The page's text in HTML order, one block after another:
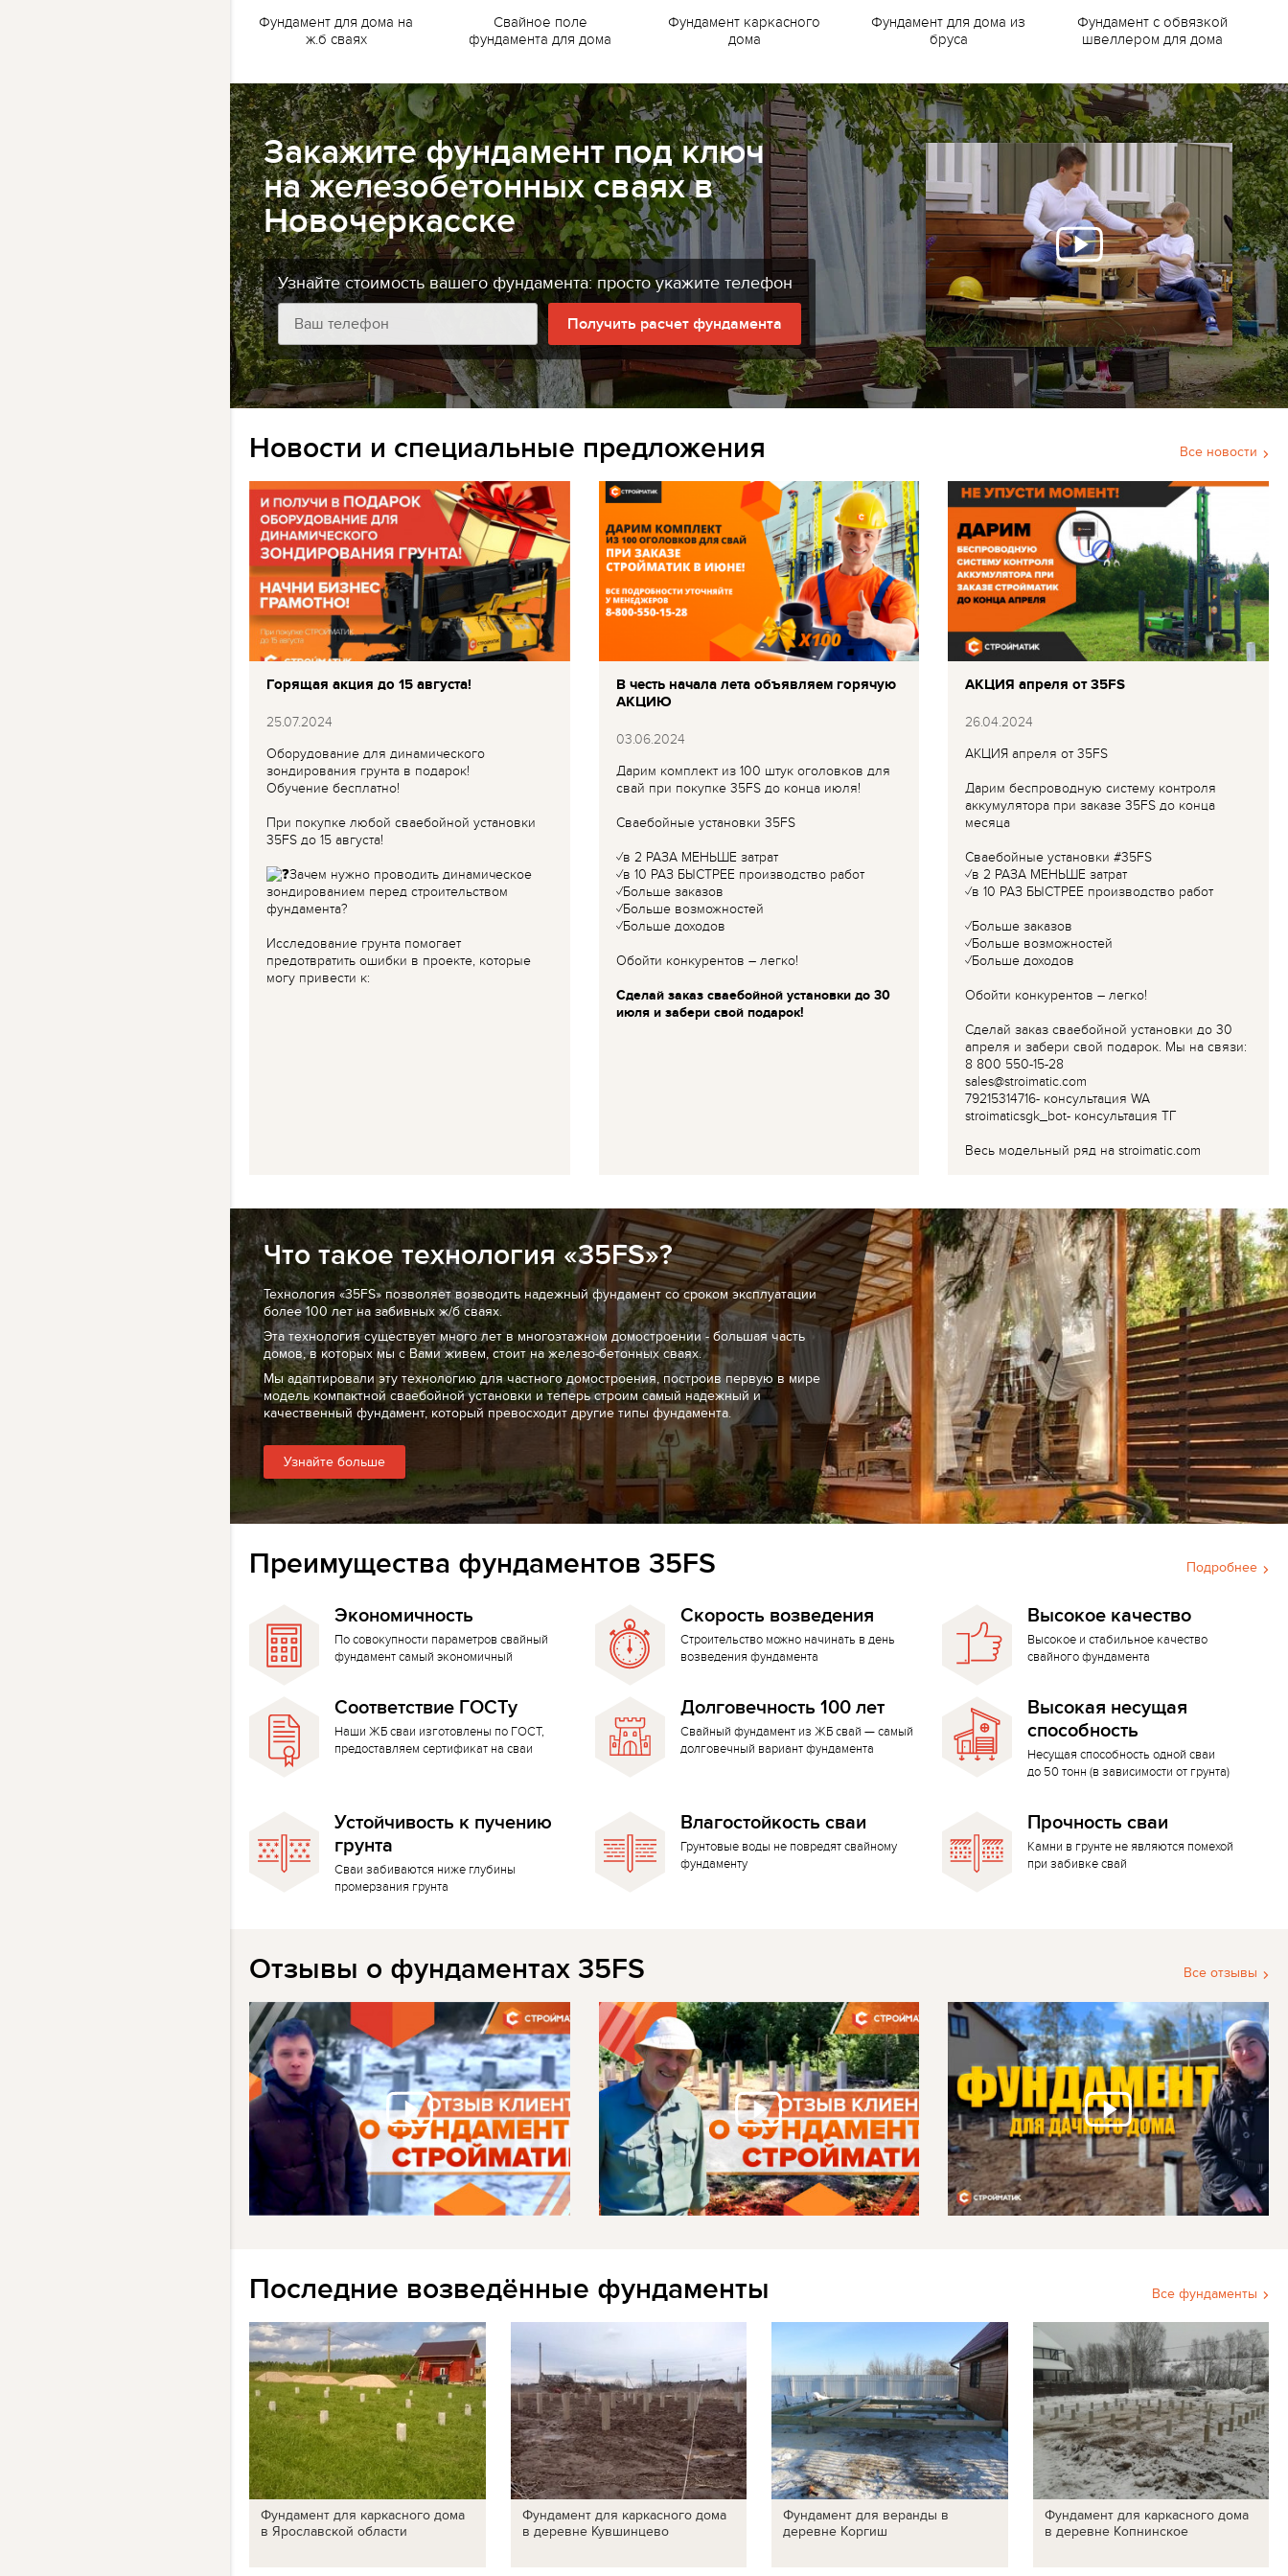
Фундамент для дома на
ж.б сваях
Свайное поле
фундамента для дома
Фундамент каркасного
дома
Фундамент для дома из
бруса
Фундамент с обвязкой
швеллером для дома
Закажите фундамент под ключ
на железобетонных сваях в
Новочеркасске
Узнайте стоимость вашего фундамента: просто укажите телефон
Получить расчет фундамента
Все новости
Новости и специальные предложения
Горящая акция до 15 августа!
25.07.2024
Оборудование для динамического
зондирования грунта в подарок!
Обучение бесплатно!
При покупке любой сваебойной установки
35FS до 15 августа!
Зачем нужно проводить динамическое
зондированием перед строительством
фундамента?
Исследование грунта помогает
предотвратить ошибки в проекте, которые
могу привести к:
В честь начала лета объявляем горячую
АКЦИЮ
03.06.2024
Дарим комплект из 100 штук оголовков для
свай при покупке 35FS до конца июля!
Сваебойные установки 35FS
✓в 2 РАЗА МЕНЬШЕ затрат
✓в 10 РАЗ БЫСТРЕЕ производство работ
✓Больше заказов
✓Больше возможностей
✓Больше доходов
Обойти конкурентов – легко!
Сделай заказ сваебойной установки до 30
июля и забери свой подарок!
АКЦИЯ апреля от 35FS
26.04.2024
АКЦИЯ апреля от 35FS
Дарим беспроводную систему контроля
аккумулятора при заказе 35FS до конца
месяца
Сваебойные установки #35FS
✓в 2 РАЗА МЕНЬШЕ затрат
✓в 10 РАЗ БЫСТРЕЕ производство работ
✓Больше заказов
✓Больше возможностей
✓Больше доходов
Обойти конкурентов – легко!
Сделай заказ сваебойной установки до 30
апреля и забери свой подарок. Мы на связи:
8 800 550-15-28
sales@stroimatic.com
79215314716- консультация WA
stroimaticsgk_bot- консультация ТГ
Весь модельный ряд на stroimatic.com
Что такое технология «35FS»?
Технология «35FS» позволяет возводить надежный фундамент со сроком эксплуатации
более 100 лет на забивных ж/б сваях.
Эта технология существует много лет в многоэтажном домостроении - большая часть
домов, в которых мы с Вами живем, стоит на железо-бетонных сваях.
Мы адаптировали эту технологию для частного домостроения, построив первую в мире
модель компактной сваебойной установки и теперь строим самый надежный и
качественный фундамент, который превосходит другие типы фундамента.
Узнайте больше
Подробнее
Преимущества фундаментов 35FS
Экономичность
По совокупности параметров свайный
фундамент самый экономичный
Скорость возведения
Строительство можно начинать в день
возведения фундамента
Высокое качество
Высокое и стабильное качество
свайного фундамента
Соответствие ГОСТу
Наши ЖБ сваи изготовлены по ГОСТ,
предоставляем сертификат на сваи
Долговечность 100 лет
Свайный фундамент из ЖБ свай — самый
долговечный вариант фундамента
Высокая несущая
способность
Несущая способность одной сваи
до 50 тонн (в зависимости от грунта)
Устойчивость к пучению
грунта
Сваи забиваются ниже глубины
промерзания грунта
Влагостойкость сваи
Грунтовые воды не повредят свайному
фундаменту
Прочность сваи
Камни в грунте не являются помехой
при забивке свай
Все отзывы
Отзывы о фундаментах 35FS
Все фундаменты
Последние возведённые фундаменты
Фундамент для каркасного дома
в Ярославской области
Фундамент для каркасного дома
в деревне Кувшинцево
Фундамент для веранды в
деревне Коргиш
Фундамент для каркасного дома
в деревне Копнинское